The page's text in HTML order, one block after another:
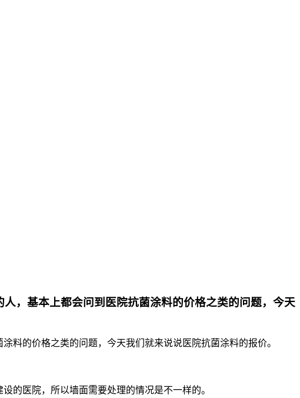
，基本上都会问到医院抗菌涂料的价格之类的问题，今天
料的价格之类的问题，今天我们就来说说医院抗菌涂料的报价。
的医院，所以墙面需要处理的情况是不一样的。